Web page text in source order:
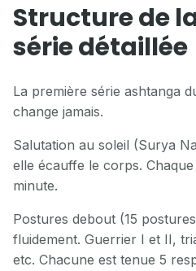
Structure de
série détaillée
La première série ashtanga
change jamais.
Salutation au soleil (Surya
elle écauffe le corps.
minute.
Postures debout (15
fluidement. Guerrier I et II,
etc. Chacune est tenue 5